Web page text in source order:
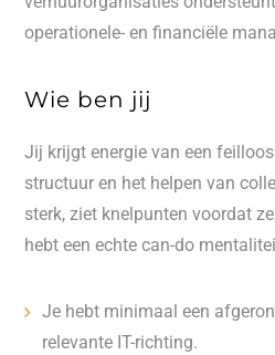
operationele- en financiële
Wie ben jij
Jij krijgt energie van een
structuur en het helpen van
sterk, ziet knelpunten voordat
hebt een echte can-do
Je hebt minimaal een
relevante IT-richting.